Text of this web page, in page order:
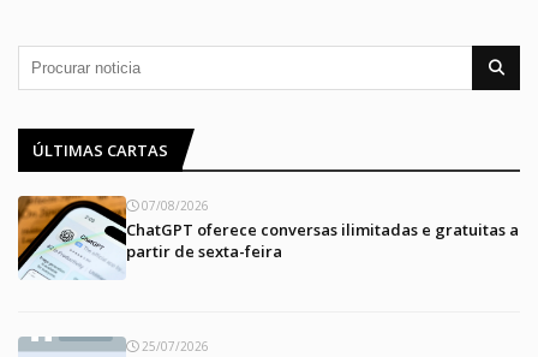
ÚLTIMAS CARTAS
07/08/2026
ChatGPT oferece conversas ilimitadas e gratuitas a
partir de sexta-feira
25/07/2026